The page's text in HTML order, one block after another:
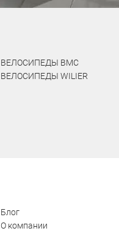
ВЕЛОСИПЕДЫ BMC
ВЕЛОСИПЕДЫ WILIER
Блог
О компании